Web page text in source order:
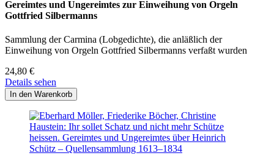
Gereimtes und Ungereimtes zur Einweihung von Orgeln
Gottfried Silbermanns
Sammlung der Carmina (Lobgedichte), die anläßlich der
Einweihung von Orgeln Gottfried Silbermanns verfaßt wurden
24,80 €
Details sehen